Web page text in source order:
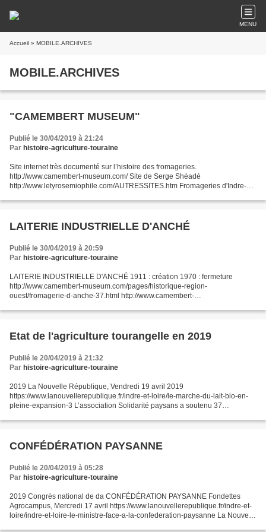
MENU
Accueil » MOBILE.ARCHIVES
MOBILE.ARCHIVES
"CAMEMBERT MUSEUM"
Publié le 30/04/2019 à 21:24
Par histoire-agriculture-touraine
Site internet très documenté sur l’histoire des fromageries.
http://www.camembert-museum.com/ Site de Serge Shéadé
http://www.letyrosemiophile.com/AUTRESSITES.htm Fromageries d'Indre-et-
LAITERIE INDUSTRIELLE D'ANCHÉ
Publié le 30/04/2019 à 20:59
Par histoire-agriculture-touraine
LAITERIE INDUSTRIELLE D'ANCHÉ 1911 : création 1970 : fermeture
http://www.camembert-museum.com/pages/historique-region-
ouest/fromagerie-d-anche-37.html http://www.camembert-
FROMAGERIE...
Etat de l'agriculture tourangelle en 2019
Publié le 20/04/2019 à 21:32
Par histoire-agriculture-touraine
2019 La Nouvelle République, Vendredi 19 avril 2019
https://www.lanouvellerepublique.fr/indre-et-loire/le-marche-du-lait-bio-en-
pleine-expansion-3 L’association Solidarité paysans a soutenu 37
CONFÉDÉRATION PAYSANNE
Publié le 20/04/2019 à 05:28
Par histoire-agriculture-touraine
2019 Congrès national de da CONFÉDÉRATION PAYSANNE Fondettes
Agrocampus, Mercredi 17 avril https://www.lanouvellerepublique.fr/indre-et-
loire/indre-et-loire-le-ministre-face-a-la-confederation-paysanne La Nouvelle